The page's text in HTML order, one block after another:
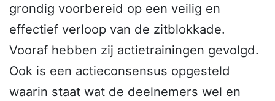
grondig voorbereid op een veilig en
effectief verloop van de zitblokkade.
Vooraf hebben zij actietrainingen gevolgd.
Ook is een actieconsensus opgesteld
waarin staat wat de deelnemers wel en